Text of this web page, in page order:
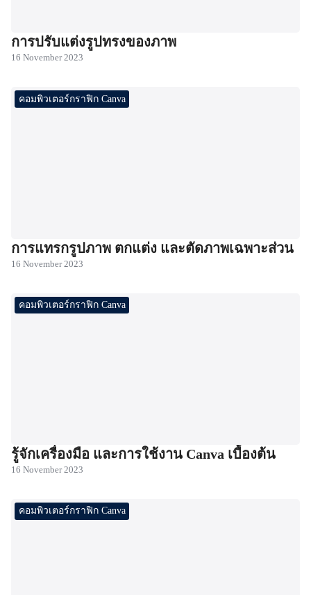
การปรับแต่งรูปทรงของภาพ
16 November 2023
คอมพิวเตอร์กราฟิก Canva
การแทรกรูปภาพ ตกแต่ง และตัดภาพเฉพาะส่วน
16 November 2023
คอมพิวเตอร์กราฟิก Canva
รู้จักเครื่องมือ และการใช้งาน Canva เบื้องต้น
16 November 2023
คอมพิวเตอร์กราฟิก Canva